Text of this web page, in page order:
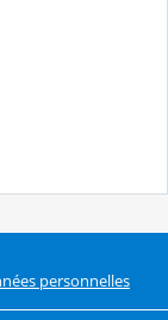
personnelles